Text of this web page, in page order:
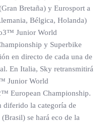
Bretaña) y Eurosport a
Bélgica, Holanda)
Junior World
y Superbike
en directo de cada una de
En Italia, Sky retransmitirá
Junior World
European Championship.
diferido la categoría de
se hará eco de la